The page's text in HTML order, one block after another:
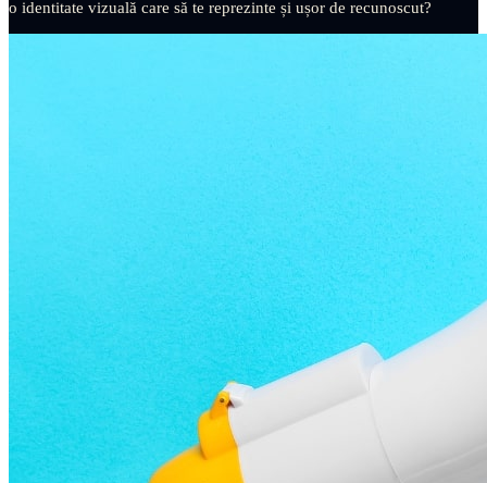
o identitate vizuală care să te reprezinte și ușor de recunoscut?